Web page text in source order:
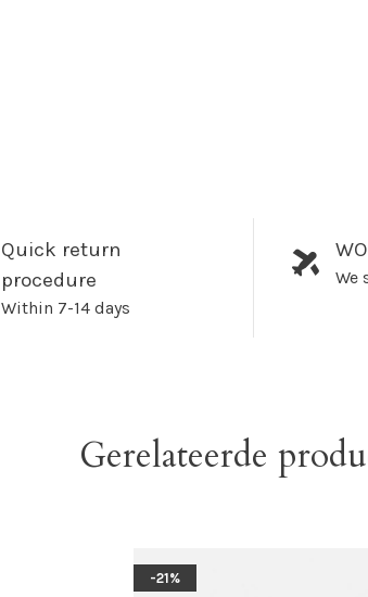
Quick return
procedure
Within 7-14 days
We
Gerelateerde
-21%